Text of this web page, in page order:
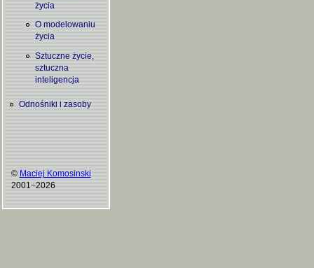
życia
O modelowaniu
życia
Sztuczne życie,
sztuczna
inteligencja
Odnośniki i zasoby
© Maciej Komosinski
2001−2026